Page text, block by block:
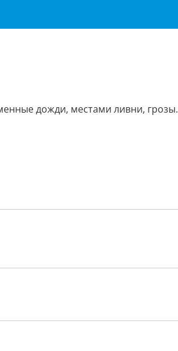
дожди, местами ливни, грозы.